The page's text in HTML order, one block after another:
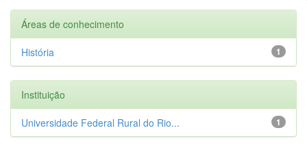
Áreas de conhecimento
1
História
Instituição
1
Universidade Federal Rural do Rio...